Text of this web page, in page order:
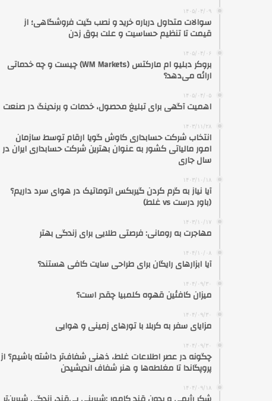
۱۴۰۵/۰۴/۰۹
سوالات متداول درباره خرید و نصب گیت فروشگاهی؛ از
قیمت تا تنظیم حساسیت و علت بوق زدن
۱۴۰۵/۰۴/۰۶
بروکر دبلیو ام مارکتس (WM Markets) چیست و چه خدماتی
ارائه می‌دهد؟
۱۴۰۵/۰۴/۰۵
اهمیت آگهی برای تبلیغ محصول، خدمات و برندینگ در صنعت
۱۴۰۳/۱۱/۲۸
انتخاب شرکت حسابداری کاوش گویا ارقام توسط سازمان
امور مالیاتی کشور به عنوان بهترین شرکت حسابداری ایران در
سال جاری
۱۴۰۳/۱۰/۱۸
آیا نیاز به گرم کردن گیربکس اتوماتیک در هوای سرد داریم؟
(باور درست vs غلط)
۱۴۰۳/۱۰/۱۷
مهاجرت به رومانی: فرصتی طلایی برای زندگی بهتر
۱۴۰۴/۱۰/۰۸
آیا ابزارهای رایگان برای طراحی سایت کافی هستند؟
۱۴۰۴/۰۹/۳۰
میزان کافئین قهوه کلمبیا چقدر است؟
۱۴۰۴/۰۹/۳۰
مزایای سفر به کربلا با تورهای زمینی و هوایی
۱۴۰۴/۰۹/۳۰
چگونه در عصر اطلاعات غلط، ذهنی شفاف‌تر داشته باشیم؟ از
پروپگاندا تا مغلطه‌ها و هنر شفاف اندیشیدن
۱۴۰۴/۰۹/۱۸